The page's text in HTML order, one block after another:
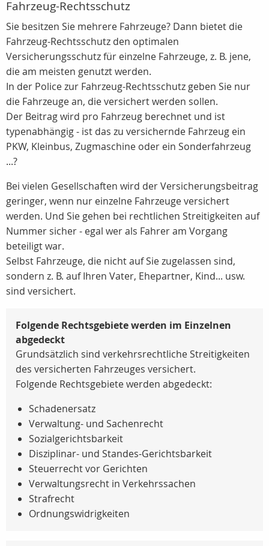
Fahrzeug-Rechtsschutz
Sie besitzen Sie mehrere Fahrzeuge? Dann bietet die
Fahrzeug-Rechtsschutz den optimalen
Versicherungsschutz für einzelne Fahrzeuge, z. B. jene,
die am meisten genutzt werden.
In der Police zur Fahrzeug-Rechtsschutz geben Sie nur
die Fahrzeuge an, die versichert werden sollen.
Der Beitrag wird pro Fahrzeug berechnet und ist
typenabhängig - ist das zu versichernde Fahrzeug ein
PKW, Kleinbus, Zugmaschine oder ein Sonderfahrzeug
...?
Bei vielen Gesellschaften wird der Versicherungsbeitrag
geringer, wenn nur einzelne Fahrzeuge versichert
werden. Und Sie gehen bei rechtlichen Streitigkeiten auf
Nummer sicher - egal wer als Fahrer am Vorgang
beteiligt war.
Selbst Fahrzeuge, die nicht auf Sie zugelassen sind,
sondern z. B. auf Ihren Vater, Ehepartner, Kind... usw.
sind versichert.
Folgende Rechtsgebiete werden im Einzelnen
abgedeckt
Grundsätzlich sind verkehrsrechtliche Streitigkeiten
des versicherten Fahrzeuges versichert.
Folgende Rechtsgebiete werden abgedeckt:
Schadenersatz
Verwaltung- und Sachenrecht
Sozialgerichtsbarkeit
Disziplinar- und Standes-Gerichtsbarkeit
Steuerrecht vor Gerichten
Verwaltungsrecht in Verkehrssachen
Strafrecht
Ordnungswidrigkeiten